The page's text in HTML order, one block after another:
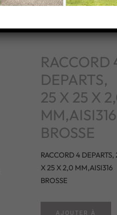
RACCORD
DEPARTS,
25 X 25 X
MM,AISI316
BROSSE
RACCORD 4 DEPARTS,
X 25 X 2,0 MM,AISI316
BROSSE
AJOUTER À